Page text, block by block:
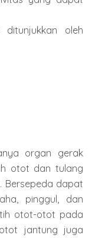
oleh
organ gerak
otot dan tulang
Bersepeda dapat
pinggul, dan
otot-otot pada
jantung juga